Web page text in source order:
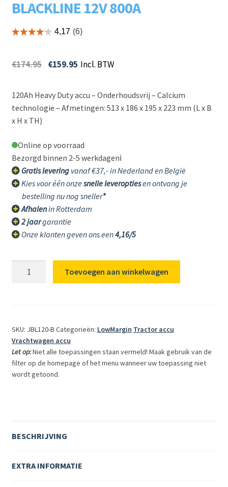
BLACKLINE 12V 800A
€174.95 €159.95 Incl. BTW
120Ah Heavy Duty accu – Onderhoudsvrij – Calcium
technologie – Afmetingen: 513 x 186 x 195 x 223 mm (L x B
x H x TH)
Online op voorraad
Bezorgd binnen 2-5 werkdagenℹ️
Gratis leveringvanaf €37,- in Nederland en België
Kies voor één onze snelle leveroptiesen ontvang je
bestelling nu nog sneller*
Afhalenin Rotterdam
2 jaargarantie
Onze klanten geven ons een4,16/5
12V
800A
aantal
Toevoegen aan winkelwagen
SKU: JBL120-B Categorieën: LowMargin Tractor accu
Vrachtwagen accu
Let op:Niet alle toepassingen staan vermeld! Maak gebruik van de
filter op de homepage of het menu wanneer uw toepassing niet
wordt getoond.
BESCHRIJVING
EXTRA INFORMATIE